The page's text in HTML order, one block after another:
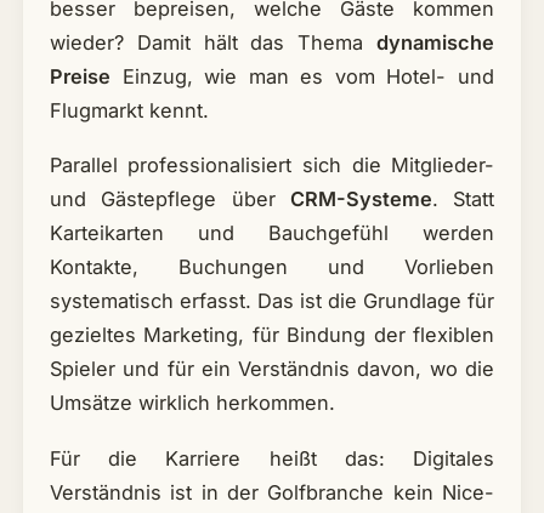
besser bepreisen, welche Gäste kommen
wieder? Damit hält das Themadynamische
Preise Einzug, wie man es vom Hotel- und
Flugmarkt kennt.
Parallel professionalisiert sich die Mitglieder-
und Gästepflege über CRM-Systeme. Statt
Karteikarten und Bauchgefühl werden
Kontakte, Buchungen und Vorlieben
systematisch erfasst. Das ist die Grundlage für
gezieltes Marketing, für Bindung der flexiblen
Spieler und für ein Verständnis davon, wo die
Umsätze wirklich herkommen.
Für die Karriere heißt das: Digitales
Verständnis ist in der Golfbranche kein Nice-